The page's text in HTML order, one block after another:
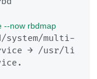
--now rbdmap
system/multi-
→ /usr/li